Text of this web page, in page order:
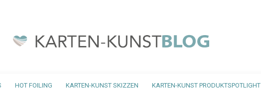
HOT FOILING KARTEN-KUNST SKIZZEN KARTEN-KUNST PRODUKTSPOTLIGHT